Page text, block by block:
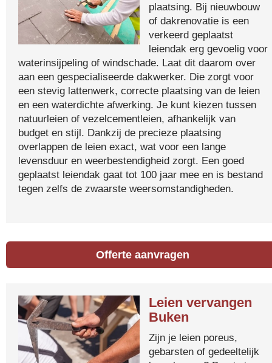
plaatsing. Bij nieuwbouw
of dakrenovatie is een
verkeerd geplaatst
leiendak erg gevoelig voor
waterinsijpeling of windschade. Laat dit daarom over
aan een gespecialiseerde dakwerker. Die zorgt voor
een stevig lattenwerk, correcte plaatsing van de leien
en een waterdichte afwerking. Je kunt kiezen tussen
natuurleien of vezelcementleien, afhankelijk van
budget en stijl. Dankzij de precieze plaatsing
overlappen de leien exact, wat voor een lange
levensduur en weerbestendigheid zorgt. Een goed
geplaatst leiendak gaat tot 100 jaar mee en is bestand
tegen zelfs de zwaarste weersomstandigheden.
Offerte aanvragen
Leien vervangen
Buken
Zijn je leien poreus,
gebarsten of gedeeltelijk